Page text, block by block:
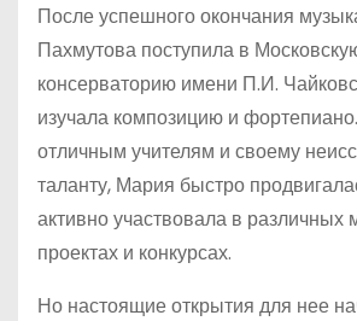
После успешного окончания
Пахмутова поступила в
консерваторию имени П.И.
изучала композицию и
отличным учителям и своему
таланту, Мария быстро
активно участвовала в различных
проектах и конкурсах.
Но настоящие открытия для нее